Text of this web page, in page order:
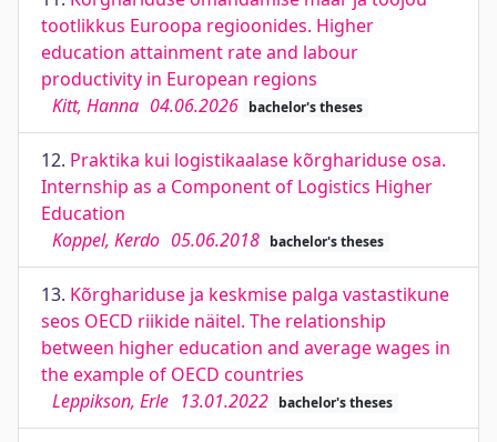
tootlikkus Euroopa regioonides. Higher
education attainment rate and labour
productivity in European regions
Kitt, Hanna 04.06.2026 bachelor's theses
12. Praktika kui logistikaalase kõrghariduse osa.
Internship as a Component of Logistics Higher
Education
Koppel, Kerdo 05.06.2018 bachelor's theses
13. Kõrghariduse ja keskmise palga vastastikune
seos OECD riikide näitel. The relationship
between higher education and average wages in
the example of OECD countries
Leppikson, Erle 13.01.2022 bachelor's theses